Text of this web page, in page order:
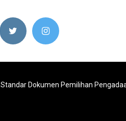
Standar Dokumen Pemilihan